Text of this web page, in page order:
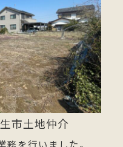
市土地仲介
を行いました。